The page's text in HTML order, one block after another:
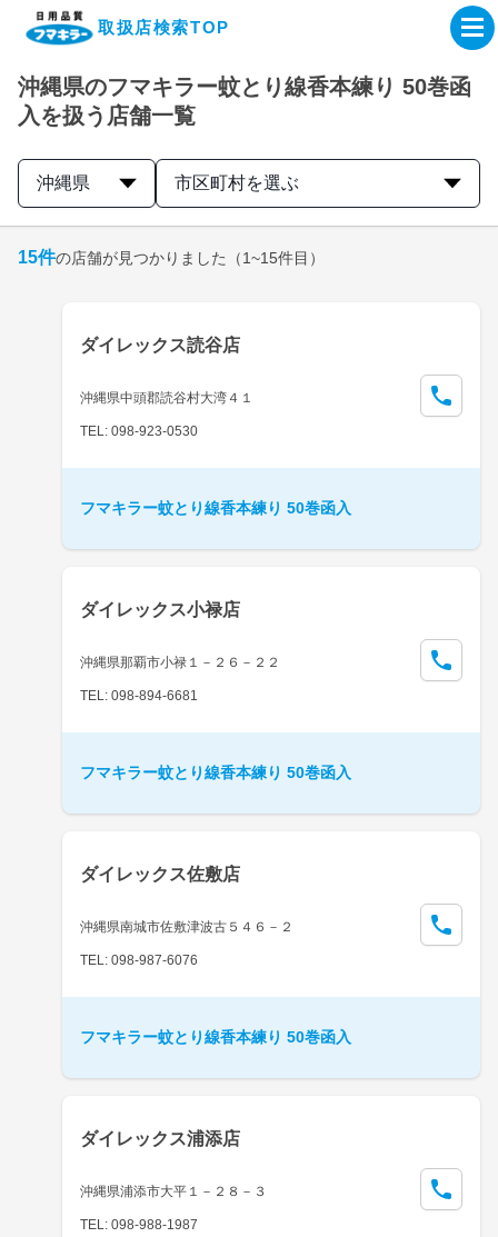
取扱店検索TOP
企業・IR情報サイト
製品情報サイト
取扱店検索はこちら
沖縄県のフマキラー蚊とり線香本練り 50巻函
入を扱う店舗一覧
沖縄県 市区町村を選ぶ
15件の店舗が見つかりました （1~15件目）
ダイレックス読谷店
沖縄県中頭郡読谷村大湾４１
TEL: 098-923-0530
フマキラー蚊とり線香本練り 50巻函入
ダイレックス小禄店
沖縄県那覇市小禄１－２６－２２
TEL: 098-894-6681
フマキラー蚊とり線香本練り 50巻函入
ダイレックス佐敷店
沖縄県南城市佐敷津波古５４６－２
TEL: 098-987-6076
フマキラー蚊とり線香本練り 50巻函入
ダイレックス浦添店
沖縄県浦添市大平１－２８－３
TEL: 098-988-1987